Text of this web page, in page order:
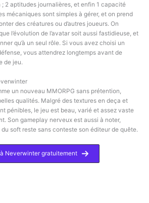
; 2 aptitudes journalières, et enfin 1 capacité
mécaniques sont simples à gérer, et on prend
des créatures ou d’autres joueurs. On
l’évolution de l’avatar soit aussi fastidieuse, et
qu’à un seul rôle. Si vous avez choisi un
vous attendrez longtemps avant de
de jeu.
un nouveau MMORPG sans prétention,
qualités. Malgré des textures en deça et
pénibles, le jeu est beau, varié et assez vaste
Son gameplay nerveux est aussi à noter,
du soft reste sans conteste son éditeur de quête.
Neverwinter gratuitement